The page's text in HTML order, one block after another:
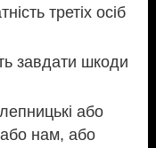
третіх осіб
завдати шкоди
або
або нам, або